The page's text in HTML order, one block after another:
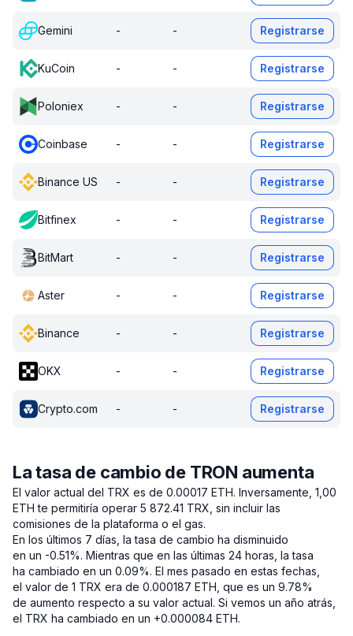
Gemini - - Registrarse
KuCoin - - Registrarse
Poloniex - - Registrarse
Coinbase - - Registrarse
Binance US - - Registrarse
Bitfinex - - Registrarse
BitMart - - Registrarse
Aster - - Registrarse
Binance - - Registrarse
OKX - - Registrarse
Crypto.com - - Registrarse
La tasa de cambio de TRON aumenta
El valor actual del TRX es de 0.00017 ETH. Inversamente, 1,00
ETH te permitiría operar 5 872.41 TRX, sin incluir las
comisiones de la plataforma o el gas.
En los últimos 7 días, la tasa de cambio ha disminuido
en un -0.51%. Mientras que en las últimas 24 horas, la tasa
ha cambiado en un 0.09%. El mes pasado en estas fechas,
el valor de 1 TRX era de 0.000187 ETH, que es un 9.78%
de aumento respecto a su valor actual. Si vemos un año atrás,
el TRX ha cambiado en un +0.000084 ETH.